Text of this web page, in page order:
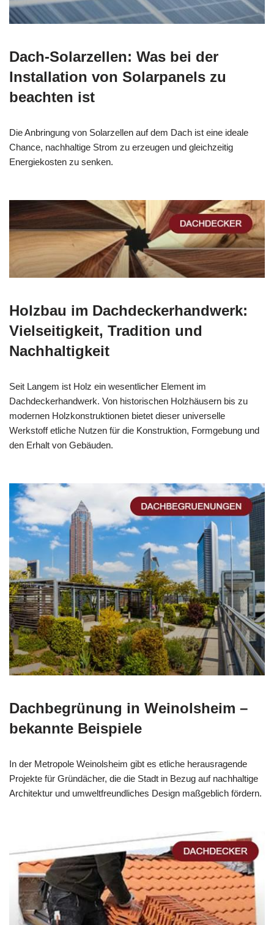
Dach-Solarzellen: Was bei der
Installation von Solarpanels zu
beachten ist
Die Anbringung von Solarzellen auf dem Dach ist eine ideale
Chance, nachhaltige Strom zu erzeugen und gleichzeitig
Energiekosten zu senken.
Holzbau im Dachdeckerhandwerk:
Vielseitigkeit, Tradition und
Nachhaltigkeit
Seit Langem ist Holz ein wesentlicher Element im
Dachdeckerhandwerk. Von historischen Holzhäusern bis zu
modernen Holzkonstruktionen bietet dieser universelle
Werkstoff etliche Nutzen für die Konstruktion, Formgebung und
den Erhalt von Gebäuden.
Dachbegrünung in Weinolsheim –
bekannte Beispiele
In der Metropole Weinolsheim gibt es etliche herausragende
Projekte für Gründächer, die die Stadt in Bezug auf nachhaltige
Architektur und umweltfreundliches Design maßgeblich fördern.